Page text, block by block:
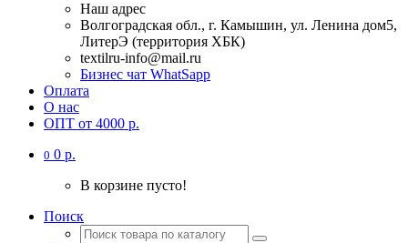
Наш адрес
Волгоградская обл., г. Камышин, ул. Ленина дом5,
ЛитерЭ (территория ХБК)
textilru-info@mail.ru
Бизнес чат WhatSapp
Оплата
О нас
ОПТ от 4000 р.
0 0 р.
В корзине пусто!
Поиск